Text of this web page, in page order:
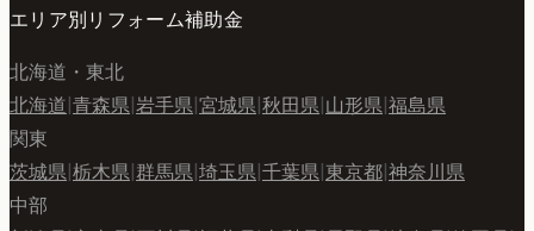
エリア別リフォーム補助金
北海道・東北
北海道 青森県 岩手県 宮城県 秋田県 山形県 福島県
関東
茨城県 栃木県 群馬県 埼玉県 千葉県 東京都 神奈川県
中部